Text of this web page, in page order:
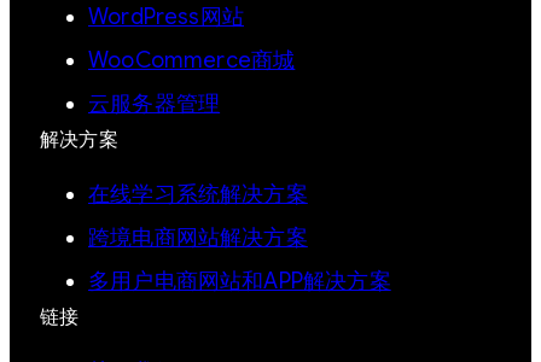
WordPress网站
WooCommerce商城
云服务器管理
解决方案
在线学习系统解决方案
跨境电商网站解决方案
多用户电商网站和APP解决方案
链接